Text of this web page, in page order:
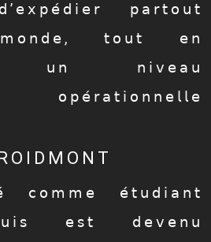
𝗉𝖺𝗋𝗍𝗈𝗎𝗍
𝗍𝗈𝗎𝗍 𝖾𝗇
𝗎𝗇 𝗇𝗂𝗏𝖾𝖺𝗎
𝗈𝗉𝖾́𝗋𝖺𝗍𝗂𝗈𝗇𝗇𝖾𝗅𝗅𝖾
𝖼𝗈𝗆𝗆𝖾 𝖾́𝗍𝗎𝖽𝗂𝖺𝗇𝗍
𝖾𝗌𝗍 𝖽𝖾𝗏𝖾𝗇𝗎